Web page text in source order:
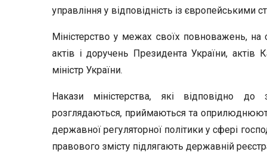
управління у відповідність із європейськими
Міністерство у межах своїх повноважень, на
актів і доручень Президента України, актів
міністр України.
Накази міністерства, які відповідно
розглядаються, приймаються та
державної регуляторної політики у сфері
правового змісту підлягають державній